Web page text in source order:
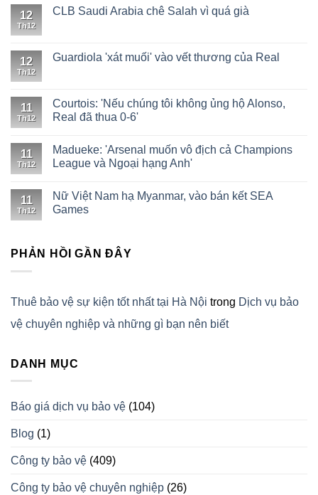
12
Th12
CLB Saudi Arabia chê Salah vì quá già
12
Th12
Guardiola 'xát muối' vào vết thương của Real
11
Th12
Courtois: 'Nếu chúng tôi không ủng hộ Alonso,
Real đã thua 0-6'
11
Th12
Madueke: 'Arsenal muốn vô địch cả Champions
League và Ngoại hạng Anh'
11
Th12
Nữ Việt Nam hạ Myanmar, vào bán kết SEA
Games
PHẢN HỒI GẦN ĐÂY
Thuê bảo vệ sự kiện tốt nhất tại Hà Nội trong Dịch vụ bảo
vệ chuyên nghiệp và những gì bạn nên biết
DANH MỤC
Báo giá dịch vụ bảo vệ (104)
Blog (1)
Công ty bảo vệ (409)
Công ty bảo vệ chuyên nghiệp (26)